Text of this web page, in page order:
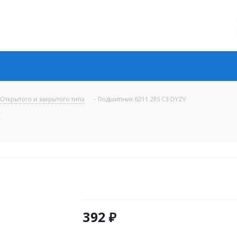
Открытого и закрытого типа - Подшипник 6211 2RS C3 DYZV
392 ₽